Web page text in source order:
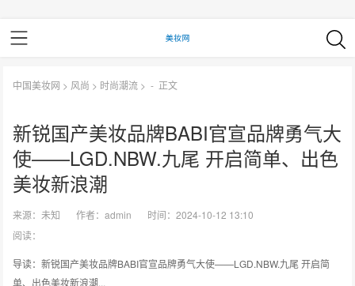
中国美妆网 > 风尚 > 时尚潮流 > - 正文
新锐国产美妆品牌BABI官宣品牌勇气大
使——LGD.NBW.九尾 开启简单、出色
美妆新浪潮
来源：未知 作者：admin
时间：2024-10-12 13:10
阅读：
导读：新锐国产美妆品牌BABI官宣品牌勇气大使——LGD.NBW.九尾 开启简
单、出色美妆新浪潮...